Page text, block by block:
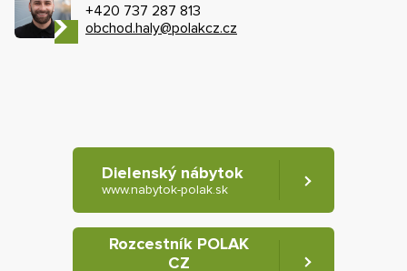
+420 737 287 813
obchod.haly@polakcz.cz
Dielenský nábytok
www.nabytok-polak.sk
Rozcestník POLAK
CZ